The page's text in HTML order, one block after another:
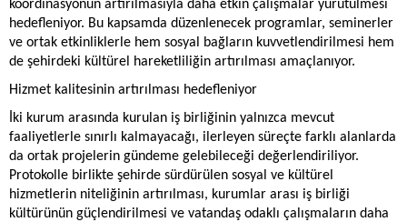
koordinasyonun artırılmasıyla daha etkin çalışmalar yürütülmesi
hedefleniyor. Bu kapsamda düzenlenecek programlar, seminerler
ve ortak etkinliklerle hem sosyal bağların kuvvetlendirilmesi hem
de şehirdeki kültürel hareketliliğin artırılması amaçlanıyor.
Hizmet kalitesinin artırılması hedefleniyor
İki kurum arasında kurulan iş birliğinin yalnızca mevcut
faaliyetlerle sınırlı kalmayacağı, ilerleyen süreçte farklı alanlarda
da ortak projelerin gündeme gelebileceği değerlendiriliyor.
Protokolle birlikte şehirde sürdürülen sosyal ve kültürel
hizmetlerin niteliğinin artırılması, kurumlar arası iş birliği
kültürünün güçlendirilmesi ve vatandaş odaklı çalışmaların daha